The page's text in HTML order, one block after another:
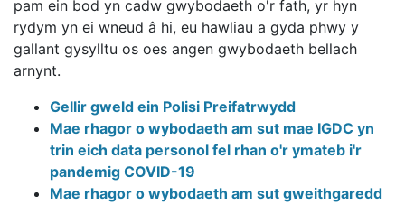
pam ein bod yn cadw gwybodaeth o'r fath, yr hyn
rydym yn ei wneud â hi, eu hawliau a gyda phwy y
gallant gysylltu os oes angen gwybodaeth bellach
arnynt.
Gellir gweld ein Polisi Preifatrwydd
Mae rhagor o wybodaeth am sut mae IGDC yn
trin eich data personol fel rhan o'r ymateb i'r
pandemig COVID-19
Mae rhagor o wybodaeth am sut gweithgaredd